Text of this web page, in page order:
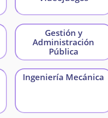
Gestión y
Administración
Pública
Ingeniería Mecánica